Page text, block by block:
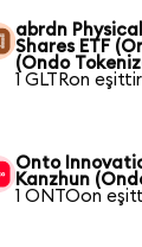
abrdn
Shares ETF
(Ondo
1 GLTRon eşittir
Onto
Kanzhun
1 ONTOon